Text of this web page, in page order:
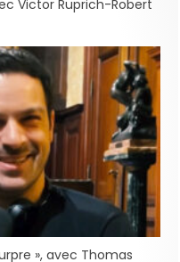
Victor Ruprich-Robert
», avec Thomas